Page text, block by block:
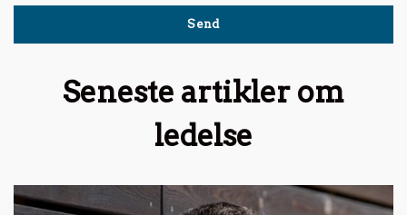
Seneste artikler om
ledelse